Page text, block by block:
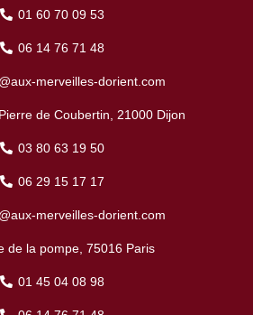
01 60 70 09 53
06 14 76 71 48
merveilles-dorient.com
de Coubertin, 21000 Dijon
03 80 63 19 50
06 29 15 17 17
merveilles-dorient.com
de la pompe, 75016 Paris
01 45 04 08 98